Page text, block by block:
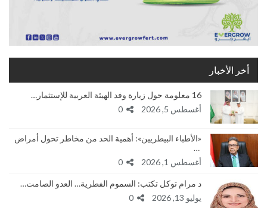
أخر الأخبار
16 معلومة حول زيارة وفد الهيئة العربية للإستثمار…
أغسطس 5, 2026
«الأطباء البيطريين»: أهمية الحد من مخاطر تحول أمراض
…
أغسطس 1, 2026
د مرام توكل تكتب: السموم الفطرية… العدو الصامت…
يوليو 13, 2026